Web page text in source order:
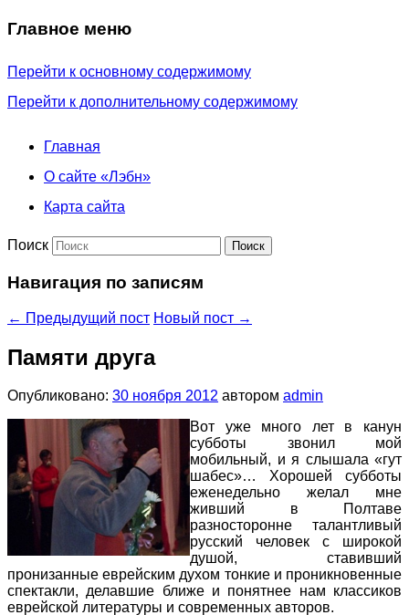
Главное меню
Перейти к основному содержимому
Перейти к дополнительному содержимому
Главная
О сайте «Лэбн»
Карта сайта
Поиск
Навигация по записям
← Предыдущий пост Новый пост →
Памяти друга
Опубликовано: 30 ноября 2012 автором admin
Вот уже много лет в канун
субботы звонил мой
мобильный, и я слышала «гут
шабес»… Хорошей субботы
еженедельно желал мне
живший в Полтаве
разносторонне талантливый
русский человек с широкой
душой, ставивший
пронизанные еврейским духом тонкие и проникновенные
спектакли, делавшие ближе и понятнее нам классиков
еврейской литературы и современных авторов.